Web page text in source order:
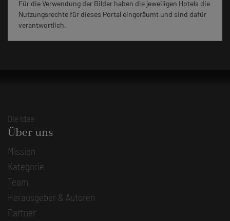
Für die Verwendung der Bilder haben die jeweiligen Hotels die
Nutzungsrechte für dieses Portal eingeräumt und sind dafür
verantwortlich.
Die Idee
Über uns
Mission
Kategorie
Team
Herausgeber & Autoren
Partner